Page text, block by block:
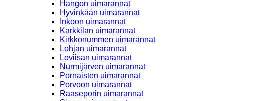
Hangon uimarannat
Hyvinkään uimarannat
Inkoon uimarannat
Karkkilan uimarannat
Kirkkonummen uimarannat
Lohjan uimarannat
Loviisan uimarannat
Nurmijärven uimarannat
Pornaisten uimarannat
Porvoon uimarannat
Raaseporin uimarannat